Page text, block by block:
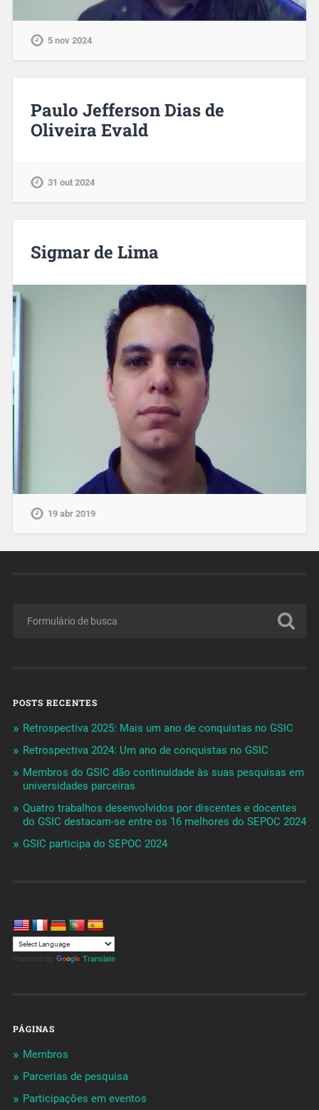
5 nov 2024
Paulo Jefferson Dias de
Oliveira Evald
31 out 2024
Sigmar de Lima
19 abr 2019
POSTS RECENTES
Retrospectiva 2025: Mais um ano de conquistas no GSIC
Retrospectiva 2024: Um ano de conquistas no GSIC
Membros do GSIC dão continuidade às suas pesquisas em
universidades parceiras
Quatro trabalhos desenvolvidos por discentes e docentes
do GSIC destacam-se entre os 16 melhores do SEPOC 2024
GSIC participa do SEPOC 2024
Powered by Translate
PÁGINAS
Membros
Parcerias de pesquisa
Participações em eventos